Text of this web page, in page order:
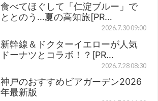
食べてほぐして「仁淀ブルー」で
ととのう…夏の高知旅[PR…
2026.7.30 09:00
新幹線＆ドクターイエローが人気
ドーナツとコラボ！？[PR…
2026.7.28 08:30
神戸のおすすめビアガーデン2026
年最新版